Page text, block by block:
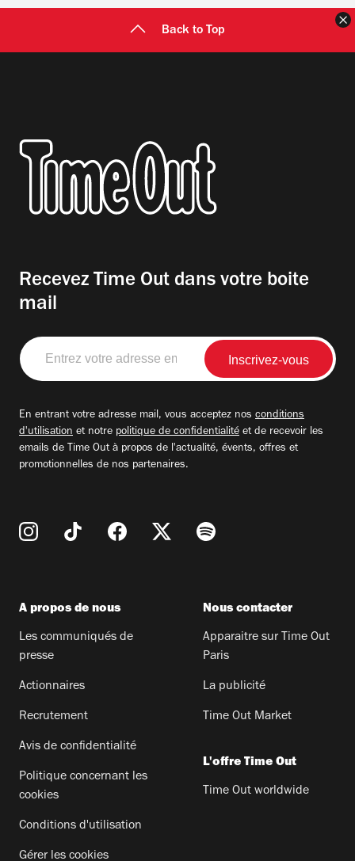
Back to Top
Recevez Time Out dans votre boite
mail
Entrez
votre
adresse
En entrant votre adresse mail, vous acceptez nos conditions
d'utilisation et notre politique de confidentialité et de recevoir les
emails de Time Out à propos de l'actualité, évents, offres et
promotionnelles de nos partenaires.
A propos de nous
Les communiqués de
presse
Actionnaires
Recrutement
Avis de confidentialité
Politique concernant les
cookies
Conditions d'utilisation
Gérer les cookies
Nous contacter
Apparaitre sur Time Out
Paris
La publicité
Time Out Market
L'offre Time Out
Time Out worldwide